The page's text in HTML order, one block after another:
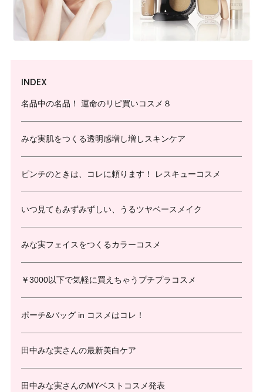
INDEX
名品中の名品！ 運命のリピ買いコスメ８
みな実肌をつくる透明感増し増しスキンケア
ピンチのときは、コレに頼ります！ レスキューコスメ
いつ見てもみずみずしい、うるツヤベースメイク
みな実フェイスをつくるカラーコスメ
￥3000以下で気軽に買えちゃうプチプラコスメ
ポーチ&バッグ in コスメはコレ！
田中みな実さんの最新美白ケア
田中みな実さんのMYベストコスメ発表